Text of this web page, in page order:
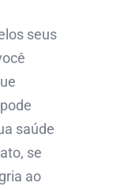
seus
saúde
se
ao